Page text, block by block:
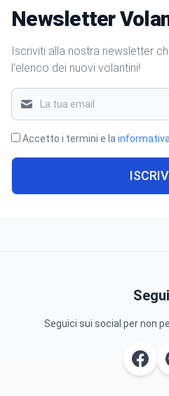
Newsletter
Iscriviti alla nostra newsletter
l'elenco dei nuovi volantini!
Accetto i termini e la
Seguici sui social per non